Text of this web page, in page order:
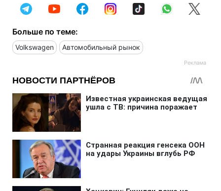
Больше по теме:
Volkswagen Автомобильный рынок